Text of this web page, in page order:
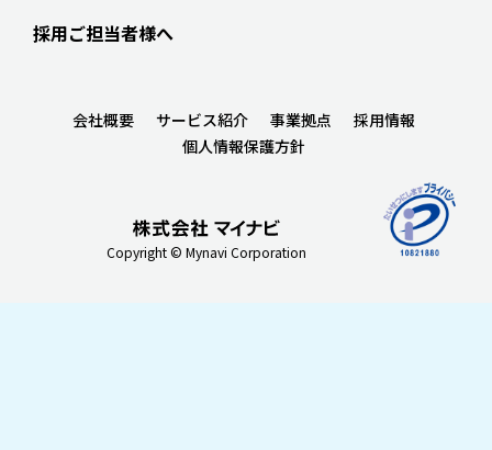
採用ご担当者様へ
Copyright © Mynavi Corporation
会社概要 サービス紹介 事業拠点
採用情報
個人情報保護方針